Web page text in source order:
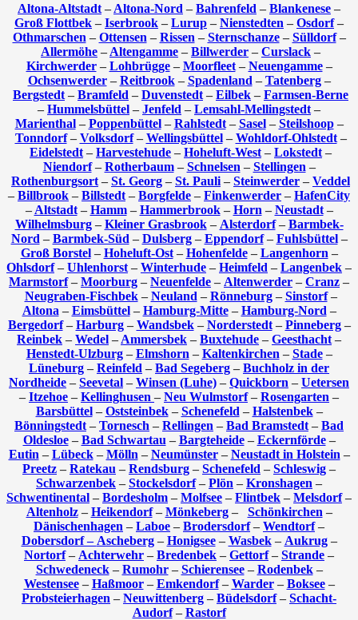
Altona-Altstadt – Altona-Nord – Bahrenfeld – Blankenese –
Groß Flottbek – Iserbrook – Lurup – Nienstedten – Osdorf–
Othmarschen – Ottensen – Rissen – Sternschanze– Sülldorf–
Allermöhe – Altengamme – Billwerder – Curslack –
Kirchwerder– Lohbrügge– Moorfleet– Neuengamme–
Ochsenwerder– Reitbrook– Spadenland – Tatenberg–
Bergstedt – Bramfeld – Duvenstedt – Eilbek – Farmsen-Berne
– Hummelsbüttel – Jenfeld – Lemsahl-Mellingstedt –
Marienthal– Poppenbüttel– Rahlstedt– Sasel– Steilshoop–
Tonndorf– Volksdorf– Wellingsbüttel– Wohldorf-Ohlstedt–
Eidelstedt – Harvestehude – Hoheluft-West – Lokstedt –
Niendorf– Rotherbaum– Schnelsen – Stellingen –
Rothenburgsort – St. Georg – St. Pauli – Steinwerder – Veddel
– Billbrook – Billstedt – Borgfelde – Finkenwerder – HafenCity
– Altstadt– Hamm– Hammerbrook– Horn – Neustadt–
Wilhelmsburg– Kleiner Grasbrook– Alsterdorf– Barmbek-
Nord – Barmbek-Süd – Dulsberg– Eppendorf– Fuhlsbüttel–
Groß Borstel– Hoheluft-Ost– Hohenfelde– Langenhorn –
Ohlsdorf– Uhlenhorst – Winterhude – Heimfeld – Langenbek –
Marmstorf– Moorburg – Neuenfelde – Altenwerder – Cranz –
Neugraben-Fischbek– Neuland – Rönneburg– Sinstorf–
Altona – Eimsbüttel– Hamburg-Mitte– Hamburg-Nord –
Bergedorf– Harburg– Wandsbek– Norderstedt– Pinneberg–
Reinbek – Wedel – Ammersbek – Buxtehude – Geesthacht –
Henstedt-Ulzburg– Elmshorn – Kaltenkirchen – Stade–
Lüneburg – Reinfeld – Bad Segeberg – Buchholz in der
Nordheide – Seevetal – Winsen (Luhe) – Quickborn – Uetersen
– Itzehoe – Kellinghusen – Neu Wulmstorf– Rosengarten –
Barsbüttel– Oststeinbek– Schenefeld – Halstenbek–
Bönningstedt – Tornesch – Rellingen – Bad Bramstedt – Bad
Oldesloe– Bad Schwartau – Bargteheide– Eckernförde–
Eutin – Lübeck– Mölln – Neumünster– Neustadt in Holstein –
Preetz – Ratekau – Rendsburg – Schenefeld – Schleswig –
Schwarzenbek – Stockelsdorf– Plön – Kronshagen –
Schwentinental – Bordesholm – Molfsee – Flintbek – Melsdorf–
Altenholz– Heikendorf– Mönkeberg– Schönkirchen –
Dänischenhagen – Laboe – Brodersdorf– Wendtorf–
Dobersdorf – Ascheberg– Honigsee– Wasbek– Aukrug–
Nortorf– Achterwehr – Bredenbek – Gettorf– Strande –
Schwedeneck– Rumohr– Schierensee– Rodenbek–
Westensee– Haßmoor– Emkendorf– Warder– Boksee–
Probsteierhagen – Neuwittenberg – Büdelsdorf– Schacht-
Audorf– Rastorf